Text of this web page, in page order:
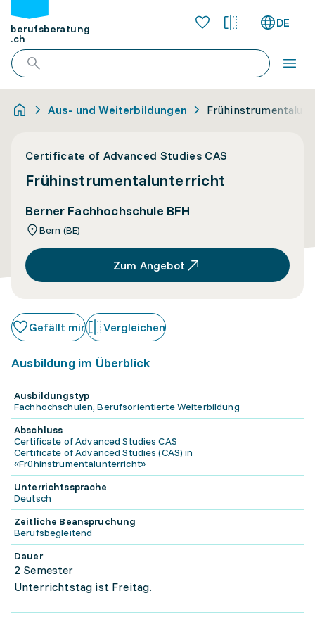
berufsberatung
.ch
DE
Aus- und Weiterbildungen
Certificate of Advanced Studies CAS
Frühinstrumentalunterricht
Berner Fachhochschule BFH
Bern (BE)
Zum Angebot
Gefällt mir Vergleichen
Ausbildung im Überblick
Ausbildungstyp
Fachhochschulen, Berufsorientierte Weiterbildung
Abschluss
Certificate of Advanced Studies CAS
Certificate of Advanced Studies (CAS) in
«Frühinstrumentalunterricht»
Unterrichtssprache
Deutsch
Zeitliche Beanspruchung
Berufsbegleitend
Dauer
2 Semester
Unterrichtstag ist Freitag.